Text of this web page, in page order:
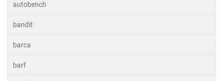
autobench
bandit
barca
barf